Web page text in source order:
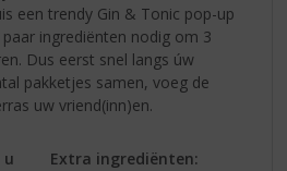
een trendy Gin & Tonic pop-up
ingrediënten nodig om 3
Dus eerst snel langs úw
pakketjes samen, voeg de
uw vriend(inn)en.
u
Extra ingrediënten: